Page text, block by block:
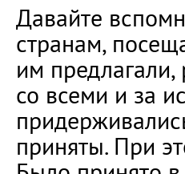
Давайте
странам,
им предлагали,
со всеми и за
приняты. При